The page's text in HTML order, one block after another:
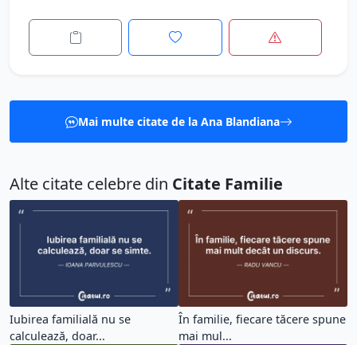
Mai multe citate de la Ana Blandiana
Alte citate celebre din Citate Familie
Iubirea familială nu se
calculează, doar...
În familie, fiecare tăcere spune
mai mul...